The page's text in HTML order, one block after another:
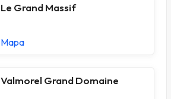
Le Grand Massif
Mapa
Valmorel Grand Domaine